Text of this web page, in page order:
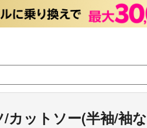
カットソー(半袖/袖